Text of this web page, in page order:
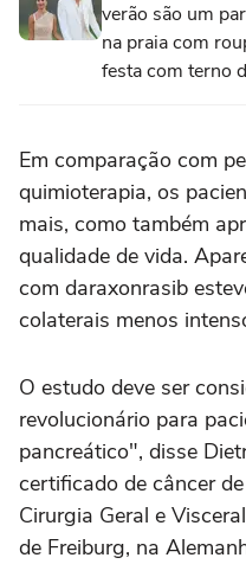
verão são um
na praia com
festa com terno
Em comparação com
quimioterapia, os
mais, como também
qualidade de vida.
com daraxonrasib
colaterais menos
O estudo deve ser
revolucionário para
pancreático", disse
certificado de câncer
Cirurgia Geral e
de Freiburg, na